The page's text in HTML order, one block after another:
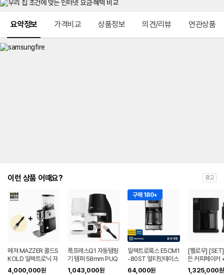
요약정보 가격비교 상품정보 의견/리뷰 연관상품
이런 상품 어때요? 광고
메져 MAZZER 콜드S
KOLD 일렉트로닉 자
동그라인더 (최신형)
4,000,000원
푹프레스Q1 자동탬핑
기 템퍼 58mm PUQ
1,043,000원
구매 180+
일렉트로룩스 E5CM1
-80ST 얼티밋테이스
트 500 커피 메이커
64,000원
[펠로우]
든 커피메이커
브루 그라인더
1,325,000원